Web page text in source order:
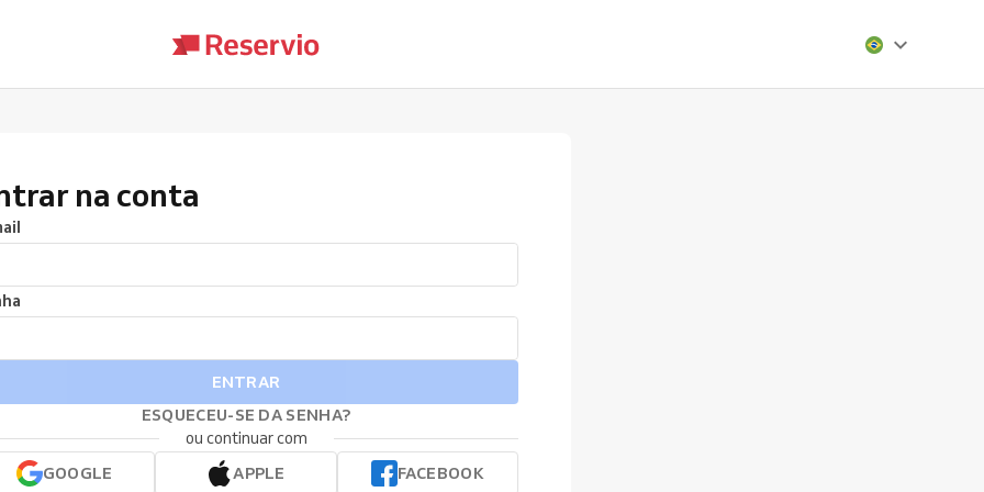
na conta
ENTRAR
ESQUECEU-SE DA SENHA?
ou continuar com
GOOGLE
APPLE FACEBOOK